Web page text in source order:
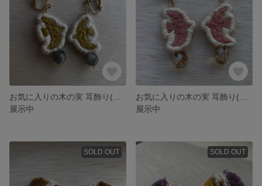
展示中
展示中
SOLD OUT SOLD OUT